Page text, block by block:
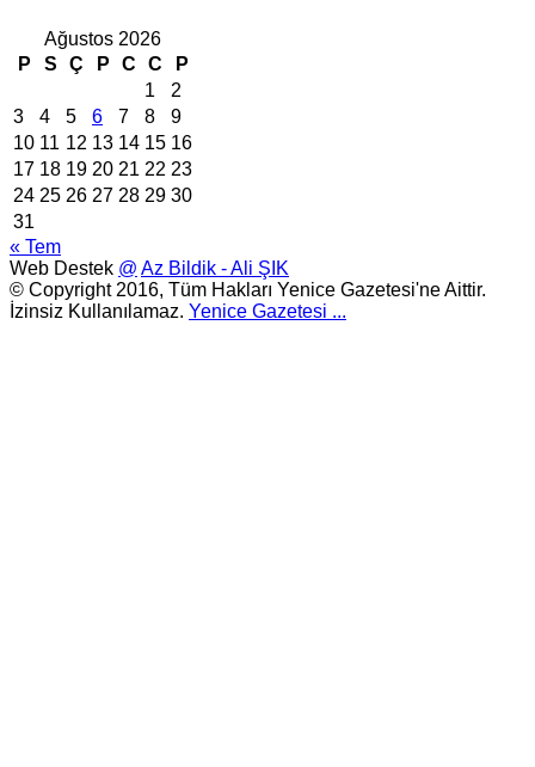
Ağustos 2026
P
S Ç P C C
P
1
2
3
4 5 6 7 8
9
10 11 12 13 14 15 16
17 18 19 20 21 22 23
24 25 26 27 28 29 30
31
« Tem
Web Destek @ Az Bildik - Ali ŞIK
© Copyright 2016, Tüm Hakları Yenice Gazetesi'ne Aittir.
İzinsiz Kullanılamaz. Yenice Gazetesi ...